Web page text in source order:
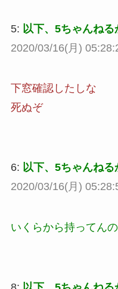
5: 以下、5ちゃんね
2020/03/16(月)
下窓確認したしな
死ぬぞ
6: 以下、5ちゃんね
2020/03/16(月)
いくらから持ってんの